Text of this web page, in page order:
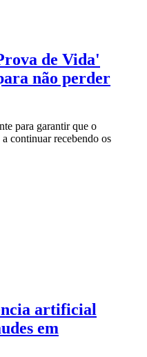
de Vida'
não perder
para garantir que o
continuar recebendo os
artificial
em